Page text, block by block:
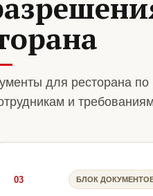
для ресторана по
и
03 БЛОК